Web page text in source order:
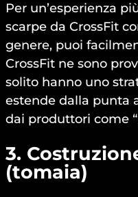
Per un’esperienza
scarpe da CrossFit
genere, puoi
CrossFit ne sono
solito hanno uno
estende dalla punta
dai produttori come
3.
(tomaia)